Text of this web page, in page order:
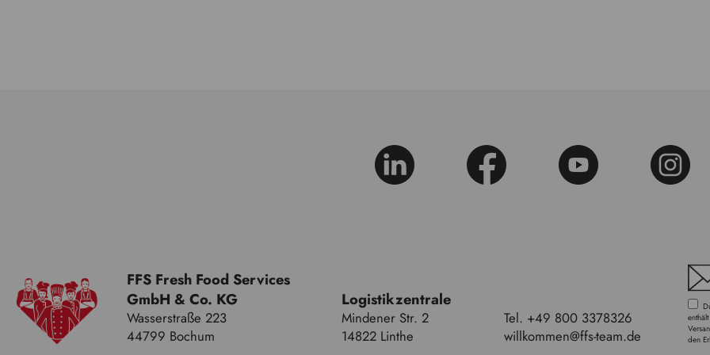
FFS Fresh Food Services
GmbH & Co. KG
Wasserstraße 223
44799 Bochum
Logistikzentrale
Mindener Str. 2
14822 Linthe
Tel. +49 800 3378326
willkommen@ffs-team.de
Du
den